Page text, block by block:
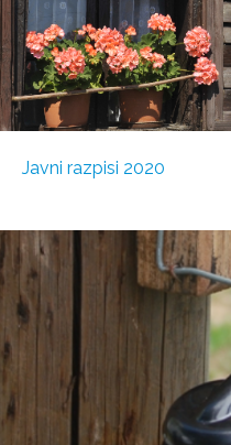
Javni razpisi 2020